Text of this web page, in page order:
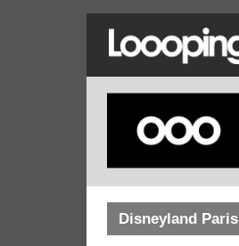
Disneyland Paris